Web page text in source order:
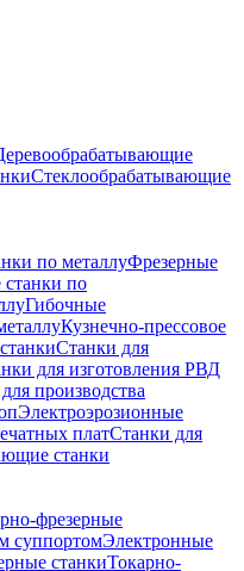
Стеклообрабатывающие
по металлуФрезерные
станки по
Гибочные
Кузнечно-прессовое
Станки для
для изготовления РВД
производства
Электроэрозионные
платСтанки для
станки
фрезерные
суппортомЭлектронные
станкиТокарно-